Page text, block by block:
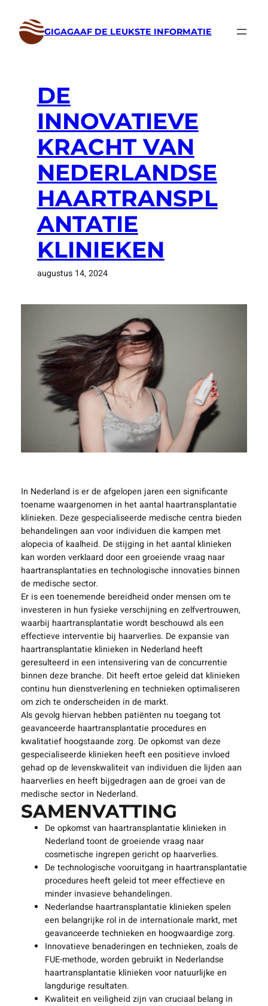
naar
GIGAGAAF DE LEUKSTE INFORMATIE
DE
INNOVATIEVE
KRACHT VAN
NEDERLANDSE
HAARTRANSPL
ANTATIE
KLINIEKEN
augustus 14, 2024
In Nederland is er de afgelopen jaren een significante
toename waargenomen in het aantal haartransplantatie
klinieken. Deze gespecialiseerde medische centra bieden
behandelingen aan voor individuen die kampen met
alopecia of kaalheid. De stijging in het aantal klinieken
kan worden verklaard door een groeiende vraag naar
haartransplantaties en technologische innovaties binnen
de medische sector.
Er is een toenemende bereidheid onder mensen om te
investeren in hun fysieke verschijning en zelfvertrouwen,
waarbij haartransplantatie wordt beschouwd als een
effectieve interventie bij haarverlies. De expansie van
haartransplantatie klinieken in Nederland heeft
geresulteerd in een intensivering van de concurrentie
binnen deze branche. Dit heeft ertoe geleid dat klinieken
continu hun dienstverlening en technieken optimaliseren
om zich te onderscheiden in de markt.
Als gevolg hiervan hebben patiënten nu toegang tot
geavanceerde haartransplantatie procedures en
kwalitatief hoogstaande zorg. De opkomst van deze
gespecialiseerde klinieken heeft een positieve invloed
gehad op de levenskwaliteit van individuen die lijden aan
haarverlies en heeft bijgedragen aan de groei van de
medische sector in Nederland.
SAMENVATTING
De opkomst van haartransplantatie klinieken in
Nederland toont de groeiende vraag naar
cosmetische ingrepen gericht op haarverlies.
De technologische vooruitgang in haartransplantatie
procedures heeft geleid tot meer effectieve en
minder invasieve behandelingen.
Nederlandse haartransplantatie klinieken spelen
een belangrijke rol in de internationale markt, met
geavanceerde technieken en hoogwaardige zorg.
Innovatieve benaderingen en technieken, zoals de
FUE-methode, worden gebruikt in Nederlandse
haartransplantatie klinieken voor natuurlijke en
langdurige resultaten.
Kwaliteit en veiligheid zijn van cruciaal belang in